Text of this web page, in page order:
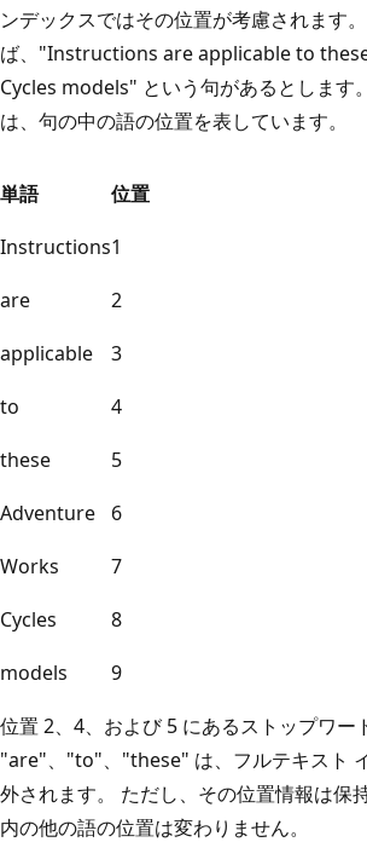
ンデックスではその位置が考慮されます
ば、"Instructions are applicable to
Cycles models" という句があるとします
は、句の中の語の位置を表しています。
単語
位置
Instructions1
are
2
applicable
3
to
4
these
5
Adventure
6
Works
7
Cycles
8
models
9
位置 2、4、および 5 にあるストップワー
"are"、"to"、"these" は、フルテキスト
外されます。 ただし、その位置情報は保
内の他の語の位置は変わりません。